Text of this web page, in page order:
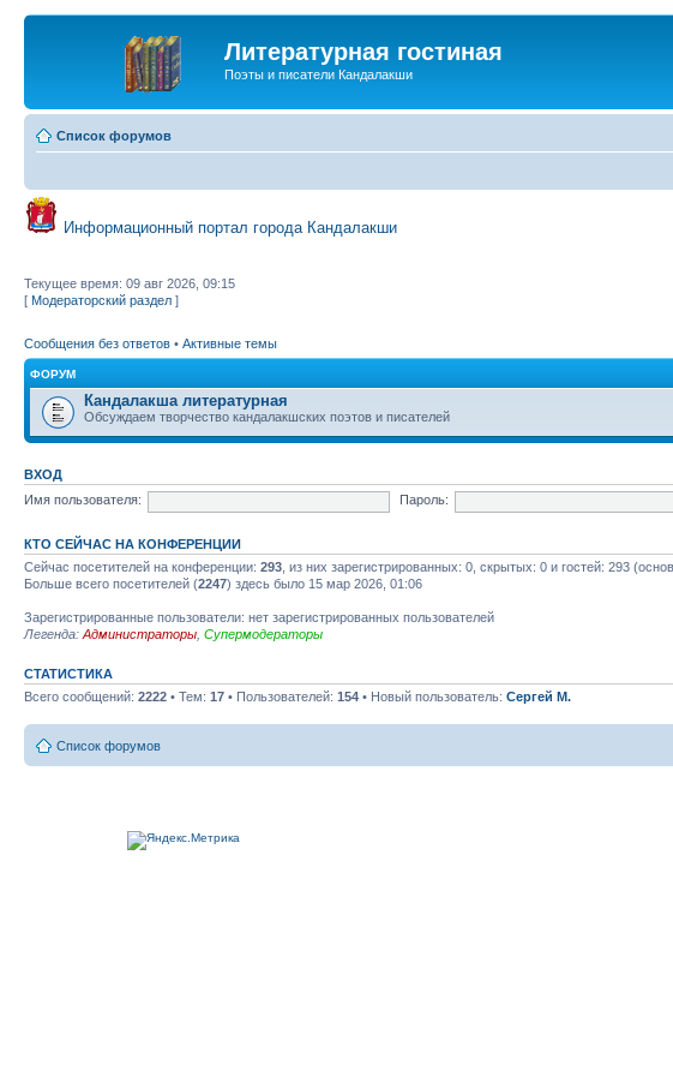
Литературная гостиная
Поэты и писатели Кандалакши
Список форумов
Информационный портал города Кандалакши
Текущее время: 09 авг 2026, 09:15
[ Модераторский раздел ]
Сообщения без ответов • Активные темы
ФОРУМ
Кандалакша литературная
Обсуждаем творчество кандалакшских поэтов и писателей
ВХОД
Имя пользователя:
Пароль:
КТО СЕЙЧАС НА КОНФЕРЕНЦИИ
Сейчас посетителей на конференции: 293 , из них зарегистрированных: 0, скрытых: 0 и гостей: 293
Больше всего посетителей (2247) здесь было 15 мар 2026, 01:06
Зарегистрированные пользователи: нет зарегистрированных пользователей
Легенда: Администраторы Супермодераторы
СТАТИСТИКА
Всего сообщений: 2222 • Тем: 17 • Пользователей: 154 • Новый пользователь: Сергей М.
Список форумов